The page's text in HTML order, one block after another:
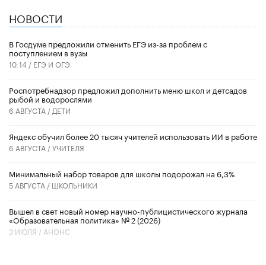
НОВОСТИ
В Госдуме предложили отменить ЕГЭ из-за проблем с
поступлением в вузы
10:14 / ЕГЭ И ОГЭ
Роспотребнадзор предложил дополнить меню школ и детсадов
рыбой и водорослями
6 АВГУСТА / ДЕТИ
​Яндекс обучил более 20 тысяч учителей использовать ИИ в работе
6 АВГУСТА /УЧИТЕЛЯ
Минимальный набор товаров для школы подорожал на 6,3%
5 АВГУСТА / ШКОЛЬНИКИ
Вышел в свет новый номер научно-публицистического журнала
«Образовательная политика» № 2 (2026)
3 ИЮЛЯ / АНОНС